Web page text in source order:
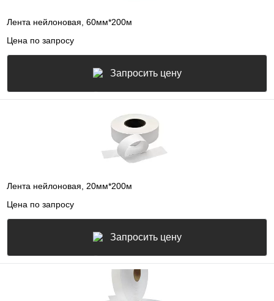
Лента нейлоновая, 60мм*200м
Цена по запросу
Запросить цену
Лента нейлоновая, 20мм*200м
Цена по запросу
Запросить цену